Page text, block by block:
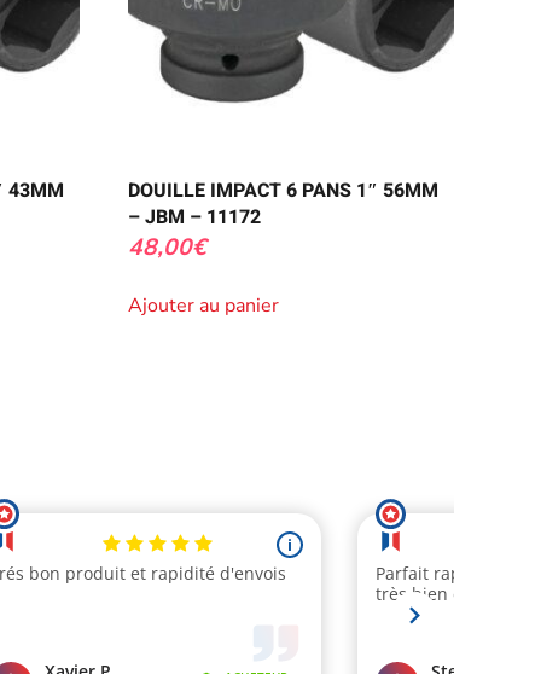
43MM
DOUILLE IMPACT 6 PANS 1″ 56MM
– JBM – 11172
48,00€
Ajouter au panier